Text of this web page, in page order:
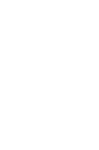
is kan de